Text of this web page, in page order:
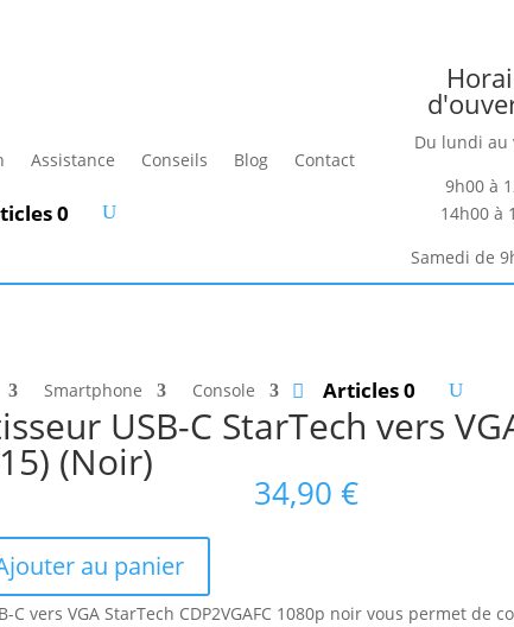
Assistance Conseils Blog Contact
0
Du lundi au
9h00 à
14h00 à
Samedi de
Smartphone Console Articles 0
USB-C StarTech vers
(Noir)
34,90 €
au panier
C vers VGA StarTech CDP2VGAFC 1080p noir vous permet de